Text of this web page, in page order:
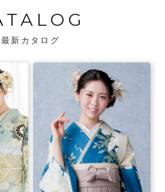
ジュが、振袖に合う小物や
らしいコーディネートをご
最新カタログ